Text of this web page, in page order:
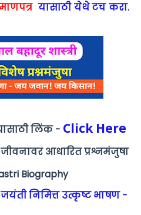
यासाठी येथे टच करा.
लिंक - Click Here
जीवनावर आधारित प्रश्नमंजुषा
Biography
जयंती निमित्त उत्कृष्ट भाषण -